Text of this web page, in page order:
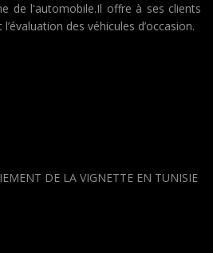
de l'automobile.Il offre à ses clients
des véhicules d’occasion.
DE LA VIGNETTE EN TUNISIE